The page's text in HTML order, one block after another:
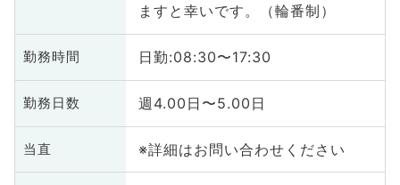
ますと幸いです。（輪番制）
勤務時間 日勤:08:30〜17:30
勤務日数 週4.00日〜5.00日
当直 ※詳細はお問い合わせください